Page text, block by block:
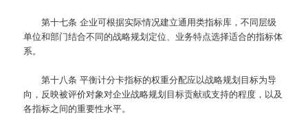
第十七条 企业可根据实际情况建立通用类指标库，不同层级
单位和部门结合不同的战略规划定位、业务特点选择适合的指标体
系。
第十八条 平衡计分卡指标的权重分配应以战略规划目标为导
向，反映被评价对象对企业战略规划目标贡献或支持的程度，以及
各指标之间的重要性水平。